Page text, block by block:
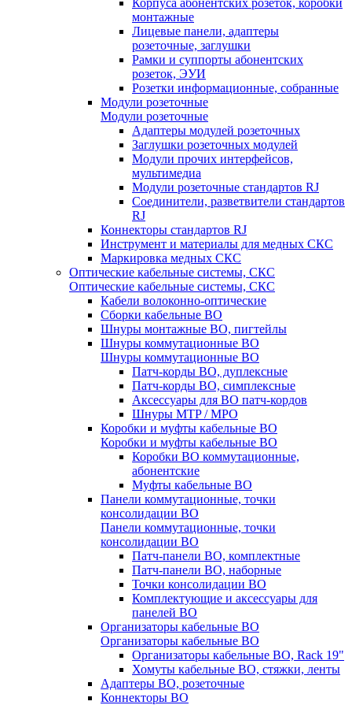
Корпуса абонентских розеток, коробки
монтажные
Лицевые панели, адаптеры
розеточные, заглушки
Рамки и суппорты абонентских
розеток, ЭУИ
Розетки информационные, собранные
Модули розеточные
Модули розеточные
Адаптеры модулей розеточных
Заглушки розеточных модулей
Модули прочих интерфейсов,
мультимедиа
Модули розеточные стандартов RJ
Соединители, разветвители стандартов
RJ
Коннекторы стандартов RJ
Инструмент и материалы для медных СКС
Маркировка медных СКС
Оптические кабельные системы, СКС
Оптические кабельные системы, СКС
Кабели волоконно-оптические
Сборки кабельные ВО
Шнуры монтажные ВО, пигтейлы
Шнуры коммутационные ВО
Шнуры коммутационные ВО
Патч-корды ВО, дуплексные
Патч-корды ВО, симплексные
Аксессуары для ВО патч-кордов
Шнуры MTP / MPO
Коробки и муфты кабельные ВО
Коробки и муфты кабельные ВО
Коробки ВО коммутационные,
абонентские
Муфты кабельные ВО
Панели коммутационные, точки
консолидации ВО
Панели коммутационные, точки
консолидации ВО
Патч-панели ВО, комплектные
Патч-панели ВО, наборные
Точки консолидации ВО
Комплектующие и аксессуары для
панелей ВО
Организаторы кабельные ВО
Организаторы кабельные ВО
Организаторы кабельные ВО, Rack 19"
Хомуты кабельные ВО, стяжки, ленты
Адаптеры ВО, розеточные
Коннекторы ВО